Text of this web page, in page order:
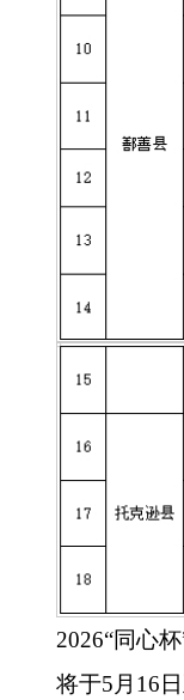
2026“同心
将于5月16